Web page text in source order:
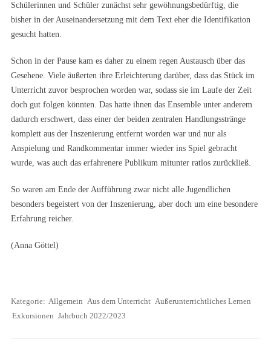
Schülerinnen und Schüler zunächst sehr gewöhnungsbedürftig, die
bisher in der Auseinandersetzung mit dem Text eher die Identifikation
gesucht hatten.
Schon in der Pause kam es daher zu einem regen Austausch über das
Gesehene. Viele äußerten ihre Erleichterung darüber, dass das Stück im
Unterricht zuvor besprochen worden war, sodass sie im Laufe der Zeit
doch gut folgen könnten. Das hatte ihnen das Ensemble unter anderem
dadurch erschwert, dass einer der beiden zentralen Handlungsstränge
komplett aus der Inszenierung entfernt worden war und nur als
Anspielung und Randkommentar immer wieder ins Spiel gebracht
wurde, was auch das erfahrenere Publikum mitunter ratlos zurückließ.
So waren am Ende der Aufführung zwar nicht alle Jugendlichen
besonders begeistert von der Inszenierung, aber doch um eine besondere
Erfahrung reicher.
(Anna Göttel)
Kategorie: Allgemein Aus dem Unterricht Außerunterrichtliches Lernen
Exkursionen Jahrbuch 2022/2023